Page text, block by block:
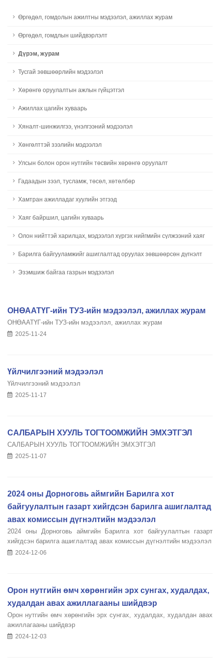
Өргөдөл, гомдолын ажилтны мэдээлэл, ажиллах журам
Өргөдөл, гомдлын шийдвэрлэлт
Дүрэм, журам
Тусгай зөвшөөрлийн мэдээлэл
Хөрөнгө оруулалтын ажлын гүйцэтгэл
Ажиллах цагийн хуваарь
Хяналт-шинжилгээ, үнэлгээний мэдээлэл
Хөнгөлттэй зээлийн мэдээлэл
Улсын болон орон нутгийн төсвийн хөрөнгө оруулалт
Гадаадын зээл, тусламж, төсөл, хөтөлбөр
Хамтран ажилладаг хуулийн этгээд
Хаяг байршил, цагийн хуваарь
Олон нийттэй харилцах, мэдээлэл хүргэх нийгмийн сүлжээний хаяг
Барилга байгууламжийг ашиглалтад оруулах зөвшөөрсөн дүгнэлт
Эзэмшиж байгаа газрын мэдээлэл
ОНӨААТҮГ-ийн ТУЗ-ийн мэдээлэл, ажиллах журам
ОНӨААТҮГ-ийн ТУЗ-ийн мэдээлэл, ажиллах журам
2025-11-24
Үйлчилгээний мэдээлэл
Үйлчилгээний мэдээлэл
2025-11-17
САЛБАРЫН ХУУЛЬ ТОГТООМЖИЙН ЭМХЭТГЭЛ
САЛБАРЫН ХУУЛЬ ТОГТООМЖИЙН ЭМХЭТГЭЛ
2025-11-07
2024 оны Дорноговь аймгийн Барилга хот
байгуулалтын газарт хийгдсэн барилга ашиглалтад
авах комиссын дүгнэлтийн мэдээлэл
2024 оны Дорноговь аймгийн Барилга хот байгуулалтын газарт
хийгдсэн барилга ашиглалтад авах комиссын дүгнэлтийн мэдээлэл
2024-12-06
Орон нутгийн өмч хөрөнгийн эрх сунгах, худалдах,
худалдан авах ажиллагааны шийдвэр
Орон нутгийн өмч хөрөнгийн эрх сунгах, худалдах, худалдан авах
ажиллагааны шийдвэр
2024-12-03